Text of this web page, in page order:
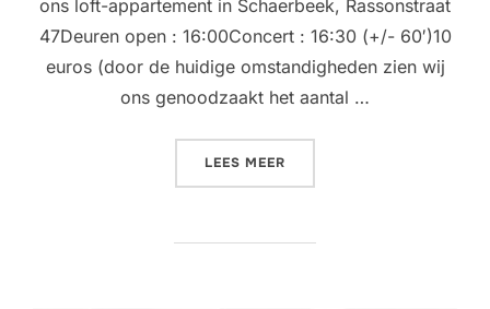
ons loft-appartement in Schaerbeek, Rassonstraat
47Deuren open : 16:00Concert : 16:30 (+/- 60′)10
euros (door de huidige omstandigheden zien wij
ons genoodzaakt het aantal …
LEES MEER